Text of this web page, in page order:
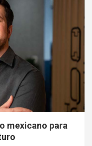
mexicano para